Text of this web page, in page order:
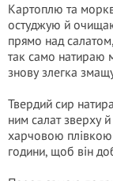
Картоплю та
остуджую й
прямо над
так само натираю
знову злегка
Твердий сир
ним салат зверху
харчовою плівкою
години, щоб він